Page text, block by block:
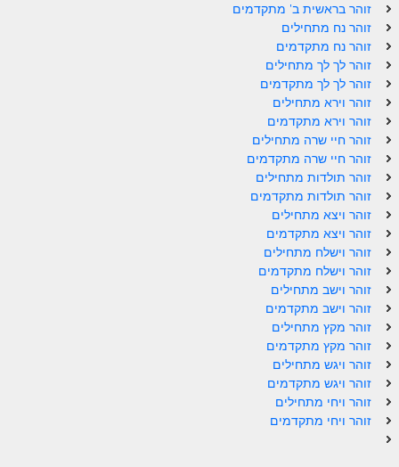
זוהר בראשית ב' מתקדמים
זוהר נח מתחילים
זוהר נח מתקדמים
זוהר לך לך מתחילים
זוהר לך לך מתקדמים
זוהר וירא מתחילים
זוהר וירא מתקדמים
זוהר חיי שרה מתחילים
זוהר חיי שרה מתקדמים
זוהר תולדות מתחילים
זוהר תולדות מתקדמים
זוהר ויצא מתחילים
זוהר ויצא מתקדמים
זוהר וישלח מתחילים
זוהר וישלח מתקדמים
זוהר וישב מתחילים
זוהר וישב מתקדמים
זוהר מקץ מתחילים
זוהר מקץ מתקדמים
זוהר ויגש מתחילים
זוהר ויגש מתקדמים
זוהר ויחי מתחילים
זוהר ויחי מתקדמים